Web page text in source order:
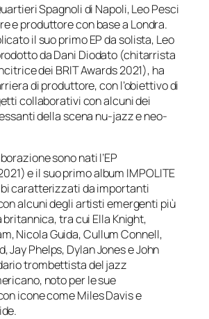
Spagnoli di Napoli, Leo Pesci
e produttore con base a Londra.
il suo primo EP da solista, Leo
da Dani Diodato (chitarrista
dei BRIT Awards 2021), ha
di produttore, con l’obiettivo di
collaborativi con alcuni dei
della scena nu-jazz e neo-
sono nati l’EP
e il suo primo album IMPOLITE
caratterizzati da importanti
alcuni degli artisti emergenti più
tra cui Ella Knight,
Nicola Guida, Cullum Connell,
Jay Phelps, Dylan Jones e John
trombettista del jazz
noto per le sue
icone come Miles Davis e